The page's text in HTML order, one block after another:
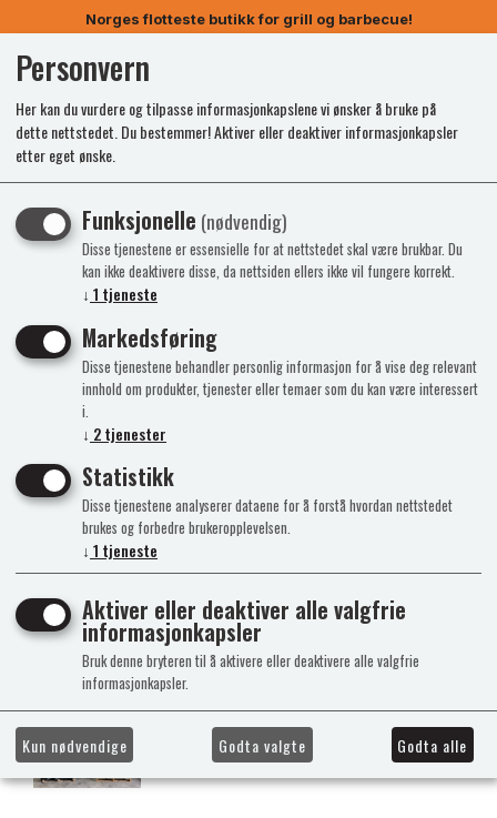
Norges flotteste butikk for grill og barbecue!
Personvern
Her kan du vurdere og tilpasse informasjonkapslene vi ønsker å bruke på
dette nettstedet. Du bestemmer! Aktiver eller deaktiver informasjonkapsler
etter eget ønske.
Funksjonelle (nødvendig)
Disse tjenestene er essensielle for at nettstedet skal være brukbar. Du
kan ikke deaktivere disse, da nettsiden ellers ikke vil fungere korrekt.
↓ 1 tjeneste
Markedsføring
Disse tjenestene behandler personlig informasjon for å vise deg relevant
innhold om produkter, tjenester eller temaer som du kan være interessert
i.
↓ 2tjenester
Statistikk
Disse tjenestene analyserer dataene for å forstå hvordan nettstedet
brukes og forbedre brukeropplevelsen.
↓ 1 tjeneste
Aktiver eller deaktiver alle valgfrie
informasjonkapsler
Bruk denne bryteren til å aktivere eller deaktivere alle valgfrie
informasjonkapsler.
Kun nødvendige Godta valgte Godta alle